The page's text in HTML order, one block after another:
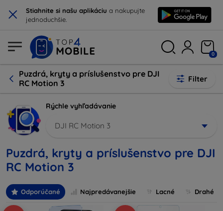
× Stiahnite si našu aplikáciu a nakupujte
jednoduchšie.
0
Puzdrá, kryty a príslušenstvo pre DJI
RC Motion 3
Filter
Rýchle vyhľadávanie
DJI RC Motion 3
Puzdrá, kryty a príslušenstvo pre DJI
RC Motion 3
Odporúčané Najpredávanejšie Lacné Drahé